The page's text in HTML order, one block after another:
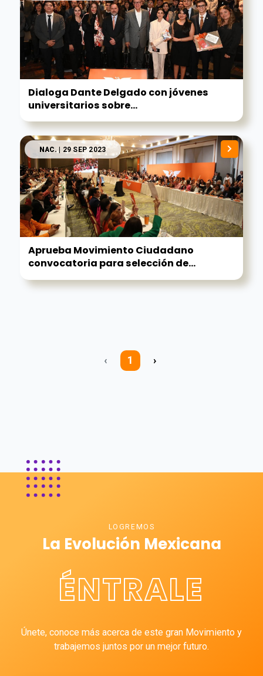
Dialoga Dante Delgado con jóvenes
universitarios sobre...
NAC.| 29 SEP 2023
Aprueba Movimiento Ciudadano
convocatoria para selección de...
‹ 1 ›
LOGREMOS
La Evolución Mexicana
ÉNTRALE
Únete, conoce más acerca de este gran Movimiento y
trabajemos juntos por un mejor futuro.